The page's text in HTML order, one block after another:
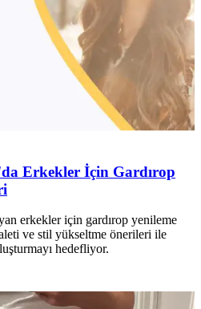
Erkekler İçin Gardırop
erkekler için gardırop yenileme
ve stil yükseltme önerileri ile
hedefliyor.